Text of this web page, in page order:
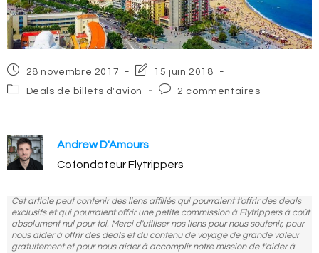
Post
published:
28 novembre 2017
Post
modified:
15 juin 2018
PostDeals de billets d'avion
Post2 commentaires
Andrew D'Amours
Cofondateur Flytrippers
Cet article peut contenir des liens affiliés qui pourraient t'offrir des deals
exclusifs et qui pourraient offrir une petite commission à Flytrippers à coût
absolument nul pour toi. Merci d'utiliser nos liens pour nous soutenir, pour
nous aider à offrir des deals et du contenu de voyage de grande valeur
gratuitement et pour nous aider à accomplir notre mission de t'aider à